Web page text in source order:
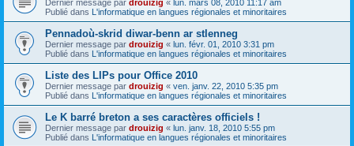
Dernier message par drouizig « lun. mars 08, 2010 11:17 am
Publié dans L'informatique en langues régionales et minoritaires
Pennadoù-skrid diwar-benn ar stlenneg
Dernier message par drouizig « lun. févr. 01, 2010 3:31 pm
Publié dans L'informatique en langues régionales et minoritaires
Liste des LIPs pour Office 2010
Dernier message par drouizig « ven. janv. 22, 2010 5:35 pm
Publié dans L'informatique en langues régionales et minoritaires
Le K barré breton a ses caractères officiels !
Dernier message par drouizig « lun. janv. 18, 2010 5:55 pm
Publié dans L'informatique en langues régionales et minoritaires